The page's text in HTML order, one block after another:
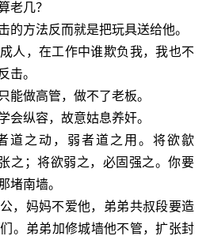
老几？
的方法反而就是把玩具送给他。
人，在工作中谁欺负我，我也不
击。
能做高管，做不了老板。
会纵容，故意姑息养奸。
道之动，弱者道之用。 将欲歙
之；将欲弱之，必固强之。你要
堵南墙。
，妈妈不爱他，弟弟共叔段要造
。弟弟加修城墙他不管，扩张封